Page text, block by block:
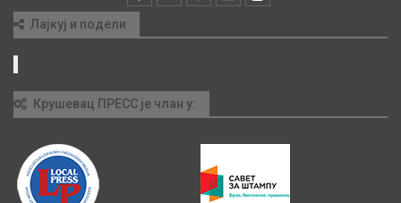
Лајкуј и подели
Крушевац ПРЕСС је члан у: